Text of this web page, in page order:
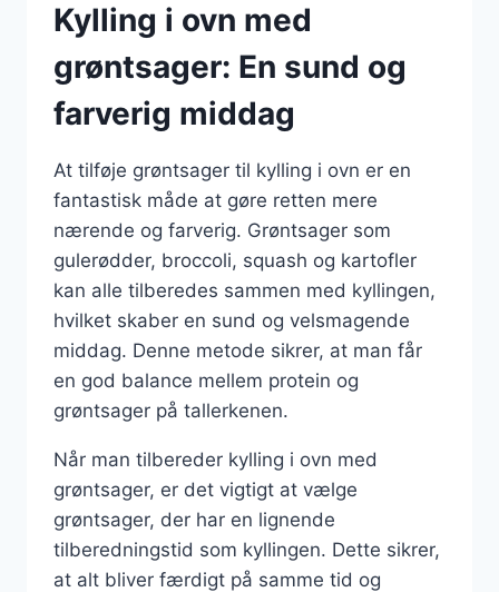
Kylling i ovn med
grøntsager: En sund og
farverig middag
At tilføje grøntsager til kylling i ovn er en
fantastisk måde at gøre retten mere
nærende og farverig. Grøntsager som
gulerødder, broccoli, squash og kartofler
kan alle tilberedes sammen med kyllingen,
hvilket skaber en sund og velsmagende
middag. Denne metode sikrer, at man får
en god balance mellem protein og
grøntsager på tallerkenen.
Når man tilbereder kylling i ovn med
grøntsager, er det vigtigt at vælge
grøntsager, der har en lignende
tilberedningstid som kyllingen. Dette sikrer,
at alt bliver færdigt på samme tid og